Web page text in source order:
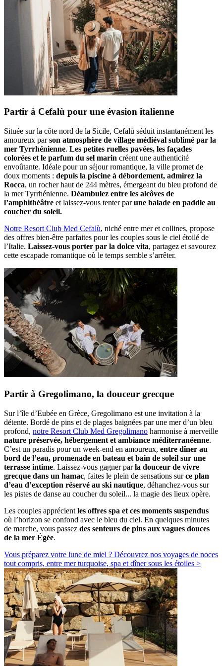
Partir à Cefalù pour une évasion italienne
Située sur la côte nord de la Sicile, Cefalù séduit instantanément les
amoureux parson atmosphère de village médiéval sublimé par la
mer Tyrrhénienne. Les petites ruelles pavées, les façades
colorées et le parfum du sel marin créent une authenticité
envoûtante. Idéale pour un séjour romantique, la ville promet de
doux moments : depuis la piscine à débordement, admirez la
Rocca, un rocher haut de 244 mètres, émergeant du bleu profond de
la mer Tyrrhénienne. Déambulez entre les alcôves de
l’amphithéâtre et laissez-vous tenter parune balade en paddle au
coucher du soleil.
Notre Resort Club Med Cefalù, niché entre mer et collines, propose
des offres bien-être parfaites pour les couples sous le ciel étoilé de
l’Italie. Laissez-vous porter par la dolce vita, partagez et savourez
cette escapade romantique où le temps semble s’arrêter.
Partir à Gregolimano, la douceur grecque
Sur l’île d’Eubée en Grèce, Gregolimano est une invitation à la
détente. Bordé de pins et de plages baignées par une mer d’un bleu
profond, notre Resort Club Med Gregolimano harmonise à merveille
nature préservée, hébergement et ambiance méditerranéenne.
C’est un paradis pour un week-end en amoureux, entre dîner au
bord de l’eau, promenade en bateau et bain de soleil sur une
terrasse intime. Laissez-vous gagner parla douceur de vivre
grecque dans un hamac, faites le plein de sensations surce plan
d’eau d’exception réservé au ski nautique, déhanchez-vous sur
les pistes de danse au coucher du soleil... la magie des lieux opère.
Les couples apprécient les offres spa et ces moments suspendus
où l’horizon se confond avec le bleu du ciel. En quelques minutes
de marche, vous passez des senteurs de pins aux vagues douces
de la mer Égée.
Vous préparez votre lune de miel ? Découvrez nos voyages de noces
tout compris, entre mer turquoise, spa et dîner sous les étoiles >